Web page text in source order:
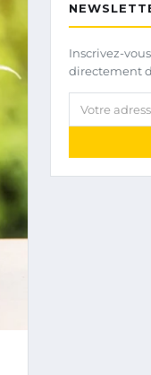
Inscrivez-
directement
Votre